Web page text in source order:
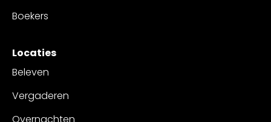
Boekers
Locaties
Beleven
Vergaderen
Overnachten